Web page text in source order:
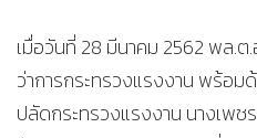
เมื่อวันที่ 28 มีนาคม 2562 พล.
ว่าการกระทรวงแรงงาน พร้อ
ปลัดกระทรวงแรงงาน นางเพ